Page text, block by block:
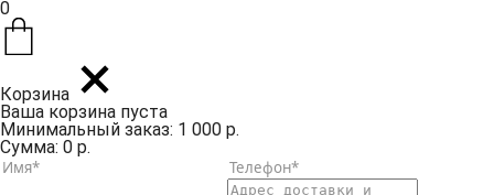
0
Корзина
Ваша корзина пуста
Минимальный заказ: 1 000 р.
Сумма: 0 р.